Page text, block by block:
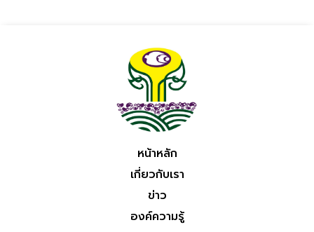
หน้าหลัก
เกี่ยวกับเรา
ข่าว
องค์ความรู้